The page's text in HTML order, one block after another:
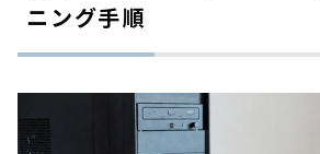
ニング手順